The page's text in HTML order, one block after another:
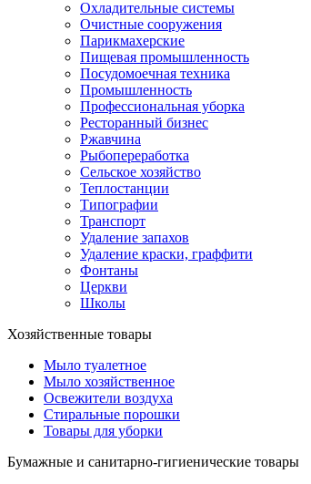
Охладительные системы
Очистные сооружения
Парикмахерские
Пищевая промышленность
Посудомоечная техника
Промышленность
Профессиональная уборка
Ресторанный бизнес
Ржавчина
Рыбопереработка
Сельское хозяйство
Теплостанции
Типографии
Транспорт
Удаление запахов
Удаление краски, граффити
Фонтаны
Церкви
Школы
Хозяйственные товары
Мыло туалетное
Мыло хозяйственное
Освежители воздуха
Стиральные порошки
Товары для уборки
Бумажные и санитарно-гигиенические товары